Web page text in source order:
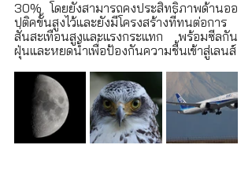
30% โดยยังสามารถคงประสิทธิภาพด้านออ
ปติคขั้นสูงไว้และยังมีโครงสร้างที่ทนต่อการ
สั่นสะเทือนสูงและแรงกระแทก พร้อมซีลกัน
ฝุ่นและหยดน้ำเพื่อป้องกันความชื้นเข้าสู่เลนส์